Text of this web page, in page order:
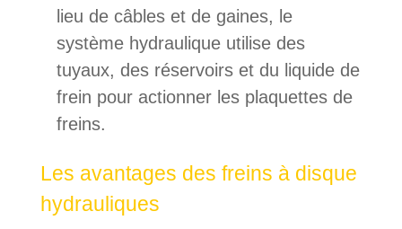
lieu de câbles et de gaines, le
système hydraulique utilise des
tuyaux, des réservoirs et du liquide de
frein pour actionner les plaquettes de
freins.
Les avantages des freins à disque
hydrauliques